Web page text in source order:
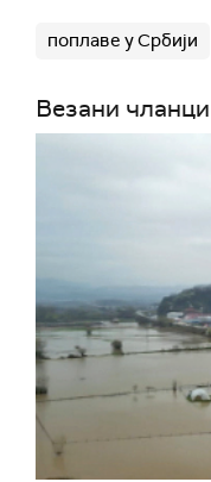
поплаве у Србији
Везани чланци